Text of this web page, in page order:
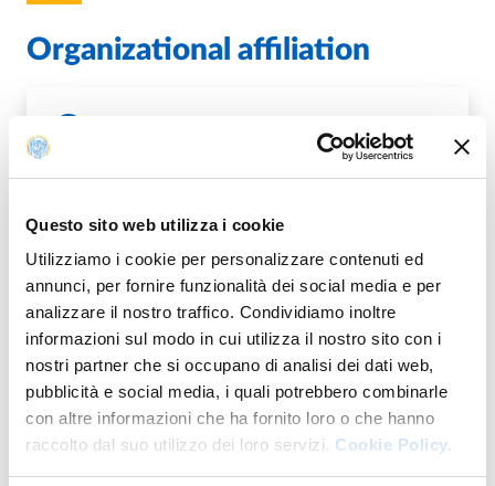
Questo sito web utilizza i cookie
Utilizziamo i cookie per personalizzare contenuti ed
annunci, per fornire funzionalità dei social media e per
analizzare il nostro traffico. Condividiamo inoltre
informazioni sul modo in cui utilizza il nostro sito con i
nostri partner che si occupano di analisi dei dati web,
pubblicità e social media, i quali potrebbero combinarle
con altre informazioni che ha fornito loro o che hanno
raccolto dal suo utilizzo dei loro servizi. Cookie Policy.
Organizational affiliation
T. +39 0521 034018
GO TO DESCRIPTIONDI U.O. TIROCINI
More facility staff at this address
Personale tecnico amministrativo